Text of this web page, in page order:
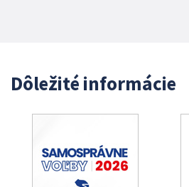
Dôležité informácie